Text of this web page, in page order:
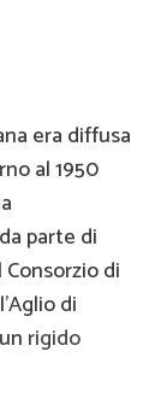
era diffusa
al 1950
parte di
di
di
rigido